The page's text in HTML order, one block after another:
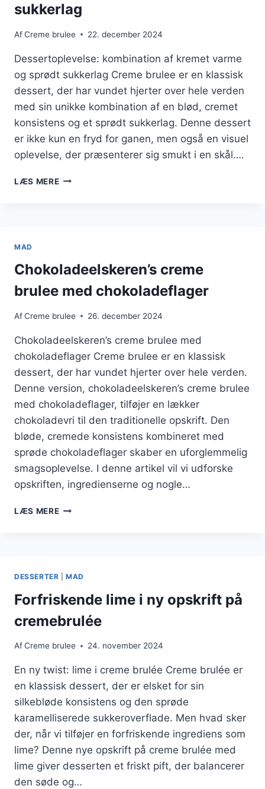
sukkerlag
AfCreme brulee 22. december 2024
Dessertoplevelse: kombination af kremet varme
og sprødt sukkerlag Creme brulee er en klassisk
dessert, der har vundet hjerter over hele verden
med sin unikke kombination af en blød, cremet
konsistens og et sprødt sukkerlag. Denne dessert
er ikke kun en fryd for ganen, men også en visuel
oplevelse, der præsenterer sig smukt i en skål….
LÆS MEREDESSERTOPLEVELSE:
SUKKERLAG
MAD
Chokoladeelskeren’s creme
brulee med chokoladeflager
AfCreme brulee 26. december 2024
Chokoladeelskeren’s creme brulee med
chokoladeflager Creme brulee er en klassisk
dessert, der har vundet hjerter over hele verden.
Denne version, chokoladeelskeren’s creme brulee
med chokoladeflager, tilføjer en lækker
chokoladevri til den traditionelle opskrift. Den
bløde, cremede konsistens kombineret med
sprøde chokoladeflager skaber en uforglemmelig
smagsoplevelse. I denne artikel vil vi udforske
opskriften, ingredienserne og nogle…
LÆS MERECHOKOLADEELSKEREN’S
DESSERTER |MAD
Forfriskende lime i ny opskrift på
cremebrulée
AfCreme brulee 24. november 2024
En ny twist: lime i creme brulée Creme brulée er
en klassisk dessert, der er elsket for sin
silkebløde konsistens og den sprøde
karamelliserede sukkeroverflade. Men hvad sker
der, når vi tilføjer en forfriskende ingrediens som
lime? Denne nye opskrift på creme brulée med
lime giver desserten et friskt pift, der balancerer
den søde og…